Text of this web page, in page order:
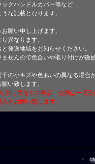
クハンドルカバー等など
な記載となります。
願い申し上げます。
異なります。
発送地域をお知らせください。
せんので色合いや取り付けが微
の小キズや色あいの異なる場合
い致します。
付け後などの返品、交換は一切受
をお願い致します。